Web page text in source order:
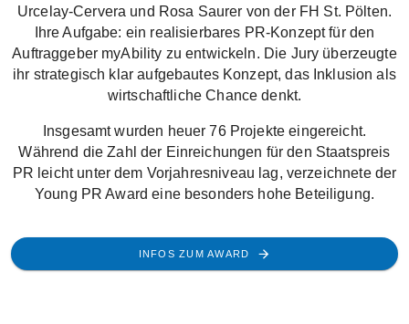
Urcelay-Cervera und Rosa Saurer von der FH St. Pölten.
Ihre Aufgabe: ein realisierbares PR-Konzept für den
Auftraggeber myAbility zu entwickeln. Die Jury überzeugte
ihr strategisch klar aufgebautes Konzept, das Inklusion als
wirtschaftliche Chance denkt.
Insgesamt wurden heuer 76 Projekte eingereicht.
Während die Zahl der Einreichungen für den Staatspreis
PR leicht unter dem Vorjahresniveau lag, verzeichnete der
Young PR Award eine besonders hohe Beteiligung.
INFOS ZUM AWARD